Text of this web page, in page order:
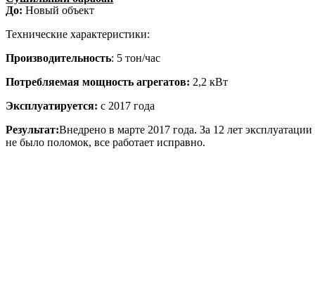
До: Новый объект
Технические характеристики:
Производительность: 5 тон/час
Потребляемая мощность агрегатов: 2,2 кВт
Эксплуатируется: с 2017 года
Результат:Внедрено в марте 2017 года. За 12 лет эксплуатации
не было поломок, все работает исправно.